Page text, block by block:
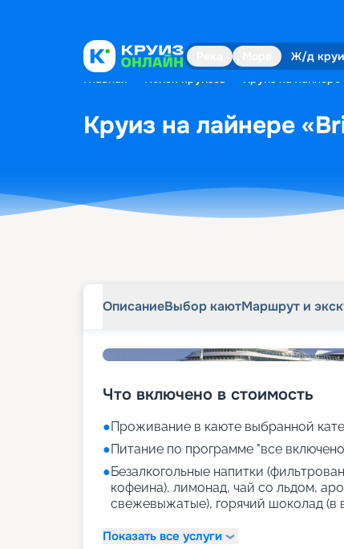
Ж/д
Главная Поиск круизов Круиз на
Круиз на лайнере
ОписаниеВыбор каютМаршрут и
Что включено в стоимость
●Проживание в каюте выбранной
●Питание по программе "все
●Безалкогольные напитки
кофеина), лимонад, чай со льдом,
свежевыжатые), горячий шоколад (в
Показать все услуги